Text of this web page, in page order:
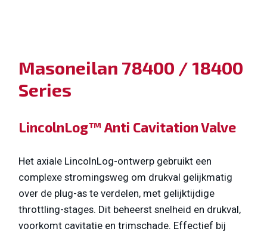
Masoneilan 78400 / 18400
Series
LincolnLog™ Anti Cavitation Valve
Het axiale LincolnLog-ontwerp gebruikt een
complexe stromingsweg om drukval gelijkmatig
over de plug-as te verdelen, met gelijktijdige
throttling-stages. Dit beheerst snelheid en drukval,
voorkomt cavitatie en trimschade. Effectief bij